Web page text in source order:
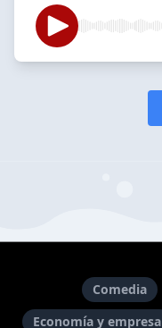
Comedia
Economía y empresa